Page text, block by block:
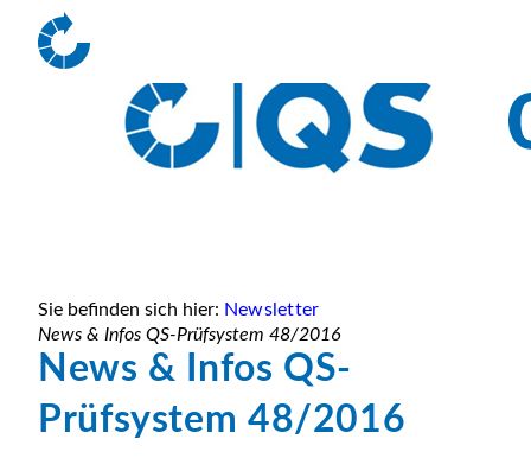
Sie befinden sich hier: Newsletter
News & Infos QS-Prüfsystem 48/2016
News & Infos QS-
Prüfsystem 48/2016